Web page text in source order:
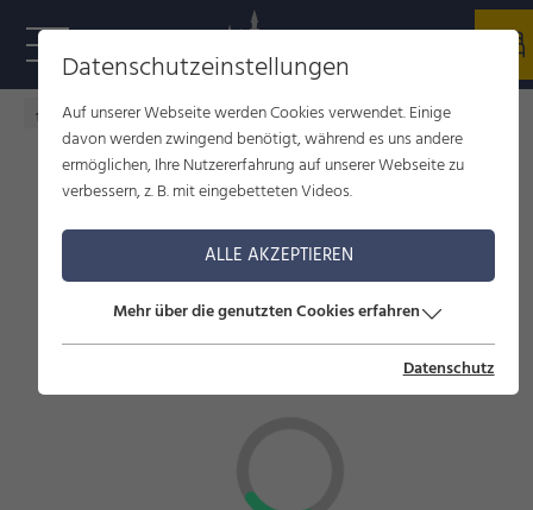
Füssen im Allgäu Service Unterkünfte suchen
UNTERKÜNFTE SUCHEN
Datenschutzeinstellungen
Auf unserer Webseite werden Cookies verwendet. Einige
davon werden zwingend benötigt, während es uns andere
ermöglichen, Ihre Nutzererfahrung auf unserer Webseite zu
verbessern, z. B. mit eingebetteten Videos.
ALLE AKZEPTIEREN
Mehr über die genutzten Cookies erfahren
Datenschutz